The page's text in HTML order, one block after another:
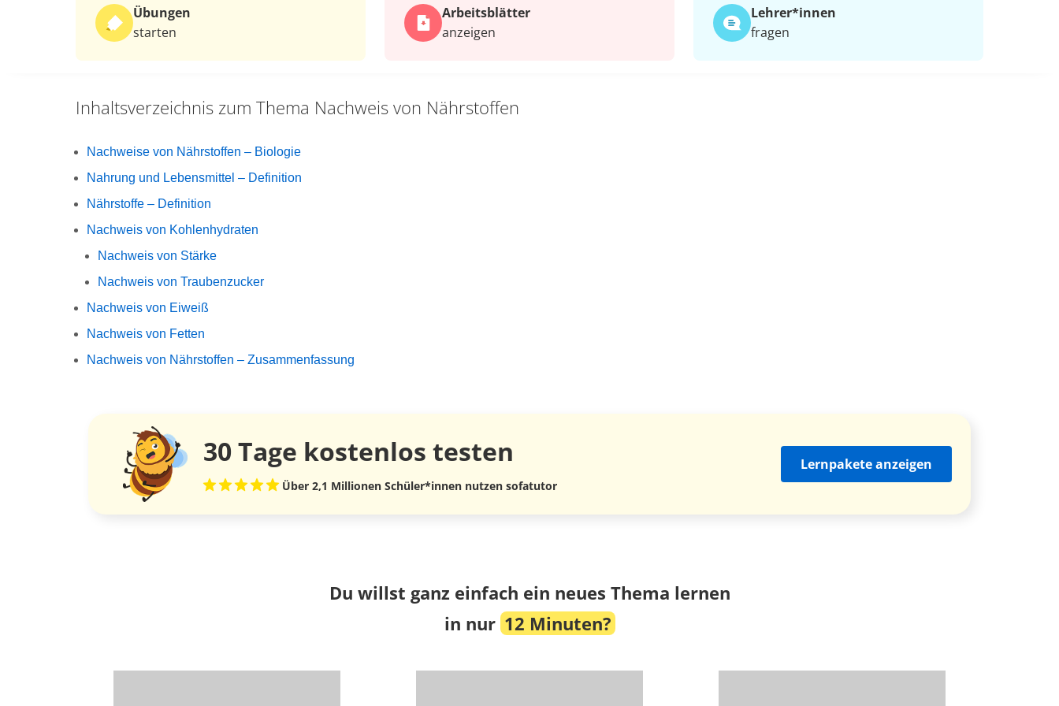
Übungen
starten
Arbeits­blätter
anzeigen
Lehrer*​innen
fragen
Inhaltsverzeichnis zum Thema Nachweis von Nährstoffen
Nachweise von Nährstoffen – Biologie
Nahrung und Lebensmittel – Definition
Nährstoffe – Definition
Nachweis von Kohlenhydraten
Nachweis von Stärke
Nachweis von Traubenzucker
Nachweis von Eiweiß
Nachweis von Fetten
Nachweis von Nährstoffen – Zusammenfassung
30 Tage kostenlos testen
Über 2,1 Millionen Schüler*innen nutzen sofatutor
Lernpakete anzeigen
Du willst ganz einfach ein neues Thema lernen
in nur 12 Minuten?